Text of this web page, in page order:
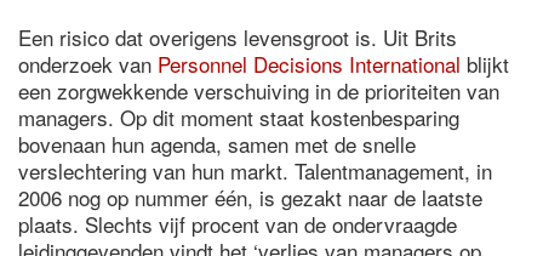
Een risico dat overigens levensgroot is. Uit Brits
onderzoek van Personnel Decisions International blijkt
een zorgwekkende verschuiving in de prioriteiten van
managers. Op dit moment staat kostenbesparing
bovenaan hun agenda, samen met de snelle
verslechtering van hun markt. Talentmanagement, in
2006 nog op nummer één, is gezakt naar de laatste
plaats. Slechts vijf procent van de ondervraagde